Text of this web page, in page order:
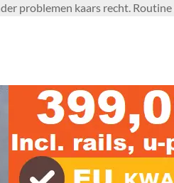
problemen kaars recht.